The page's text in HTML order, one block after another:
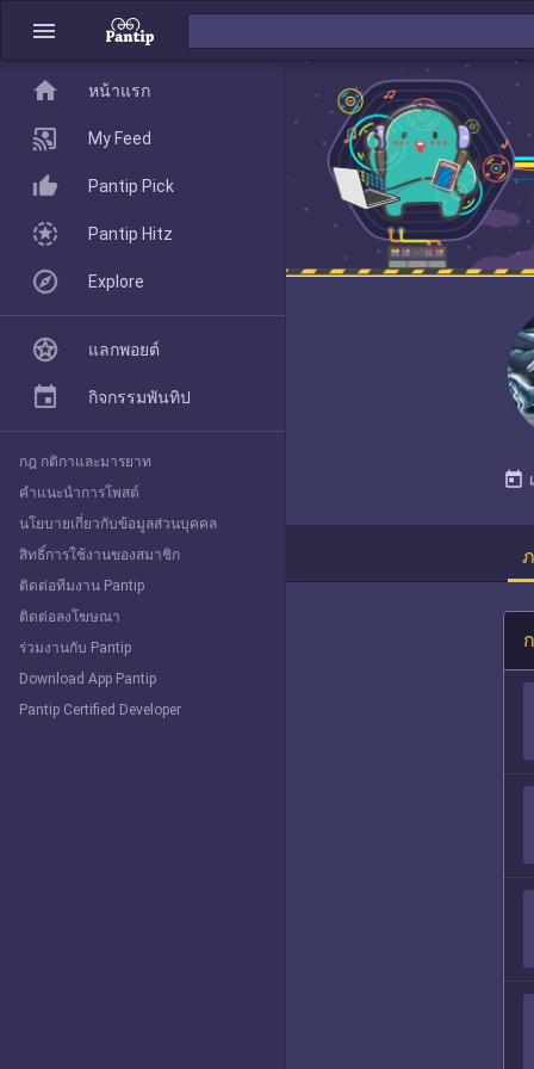
menu
today
home
Pantip Pick
Explore
home หน้าแรก
My Feed
Pantip Pick
Pantip Hitz
Explore
แลกพอยต์
กิจกรรมพันทิป
กฎ กติกาและมารยาท
คำแนะนำการโพสต์
นโยบายเกี่ยวกับข้อมูลส่วนบุคคล
สิทธิ์การใช้งานของสมาชิก
ติดต่อทีมงาน Pantip
ติดต่อลงโฆษณา
ร่วมงานกับ Pantip
Download App Pantip
Pantip Certified Developer